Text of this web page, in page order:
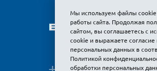
Мы используем файлы
работы сайта. Продолжая
сайтом, вы соглашаетесь с
cookie и выражаете согласие
персональных данных в
Политикой
обработки персональных